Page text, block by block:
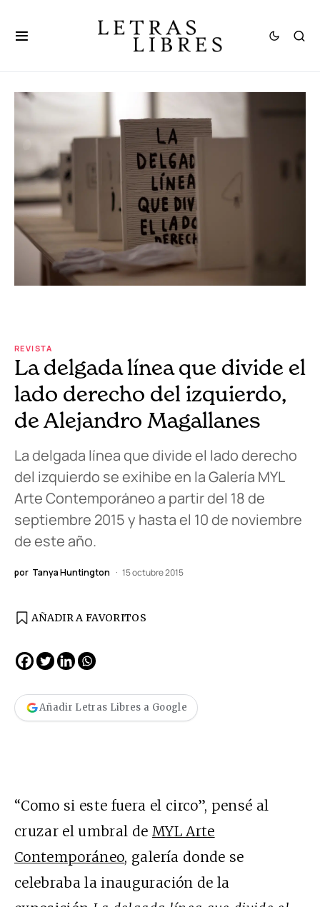
REVISTA
La delgada línea que divide el
lado derecho del izquierdo,
de Alejandro Magallanes
La delgada línea que divide el lado derecho
del izquierdo se exihibe en la Galería MYL
Arte Contemporáneo a partir del 18 de
septiembre 2015 y hasta el 10 de noviembre
de este año.
por Tanya Huntington 15 octubre 2015
AÑADIR A FAVORITOS
Añadir Letras Libres a Google
“Como si este fuera el circo”, pensé al
cruzar el umbral de MYL Arte
Contemporáneo, galería donde se
celebraba la inauguración de la